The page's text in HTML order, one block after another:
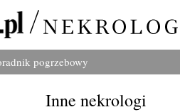
pogrzebowy
Inne nekrologi